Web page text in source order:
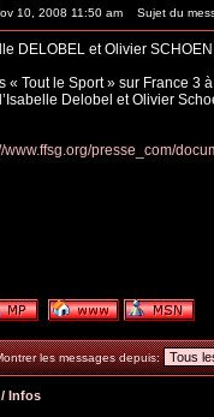
10, 2008 11:50 am Sujet du
DELOBEL et Olivier
« Tout le Sport » sur France
Delobel et Olivier
www.ffsg.org/presse_com/
les messages depuis:
Infos